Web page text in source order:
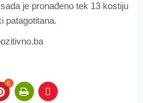
je pronađeno tek 13 kostiju
patagotitana.
0